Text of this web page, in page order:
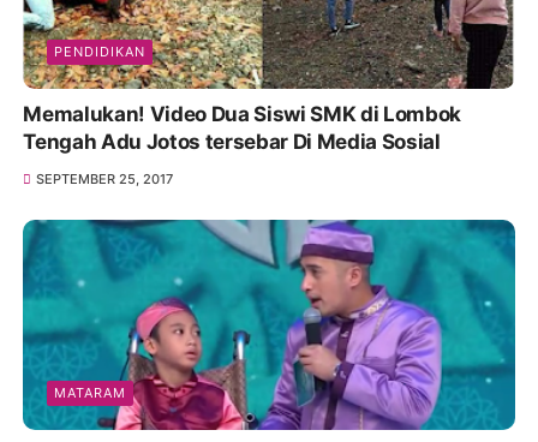
PENDIDIKAN
Memalukan! Video Dua Siswi SMK di Lombok
Tengah Adu Jotos tersebar Di Media Sosial
SEPTEMBER 25, 2017
MATARAM